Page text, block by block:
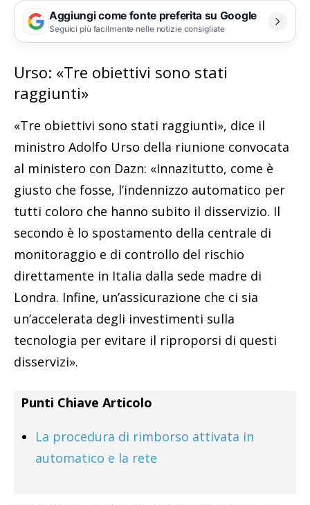
Aggiungi come fonte preferita su Google
Seguici più facilmente nelle notizie consigliate
Urso: «Tre obiettivi sono stati
raggiunti»
«Tre obiettivi sono stati raggiunti», dice il
ministro Adolfo Urso della riunione convocata
al ministero con Dazn: «Innazitutto, come è
giusto che fosse, l’indennizzo automatico per
tutti coloro che hanno subito il disservizio. Il
secondo è lo spostamento della centrale di
monitoraggio e di controllo del rischio
direttamente in Italia dalla sede madre di
Londra. Infine, un’assicurazione che ci sia
un’accelerata degli investimenti sulla
tecnologia per evitare il riproporsi di questi
disservizi».
Punti Chiave Articolo
La procedura di rimborso attivata in
automatico e la rete